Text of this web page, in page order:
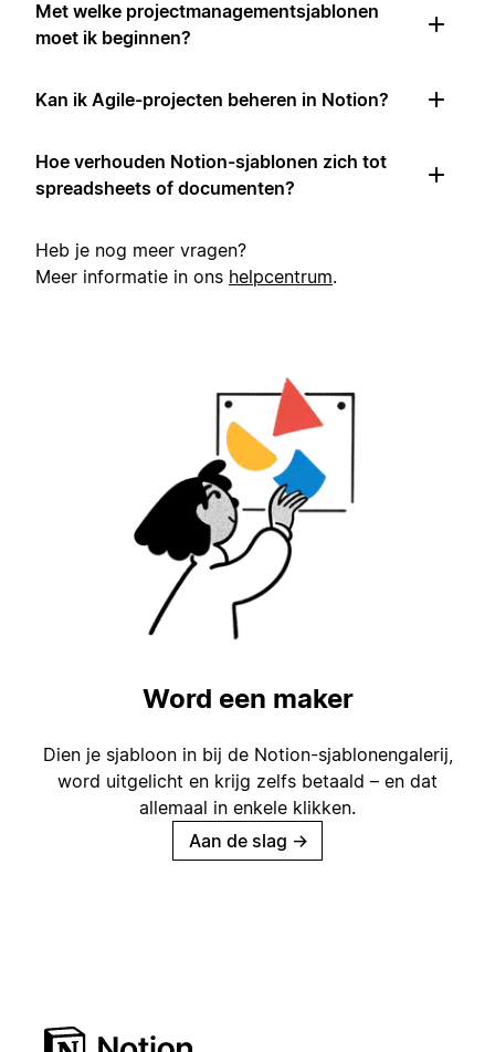
Met welke projectmanagementsjablonen
moet ik beginnen?
Kan ik Agile-projecten beheren in Notion?
Hoe verhouden Notion-sjablonen zich tot
spreadsheets of documenten?
Heb je nog meer vragen?
Meer informatie in ons helpcentrum.
Word een maker
Dien je sjabloon in bij de Notion-sjablonengalerij,
word uitgelicht en krijg zelfs betaald – en dat
allemaal in enkele klikken.
Aan de slag →